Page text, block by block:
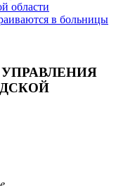
в больницы